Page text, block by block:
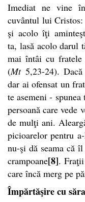
Imediat ne vine
cuvântul lui
şi acolo îţi
ta, lasă acolo darul
mai întâi cu
(Mt5,23-24). Dacă
dar ai ofensat un
te asemeni -
persoană care vede
de mulţi ani.
picioarelor pentru
nu-şi dă seama că
crampoane[8].
care încă merg pe
Împărtăşire cu